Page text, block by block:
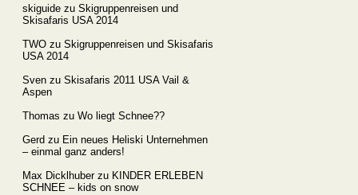
skiguide zu Skigruppenreisen und
Skisafaris USA 2014
TWO zu Skigruppenreisen und Skisafaris
USA 2014
Sven zu Skisafaris 2011 USA Vail &
Aspen
Thomas zu Wo liegt Schnee??
Gerd zu Ein neues Heliski Unternehmen
– einmal ganz anders!
Max Dicklhuberzu KINDER ERLEBEN
SCHNEE – kids on snow